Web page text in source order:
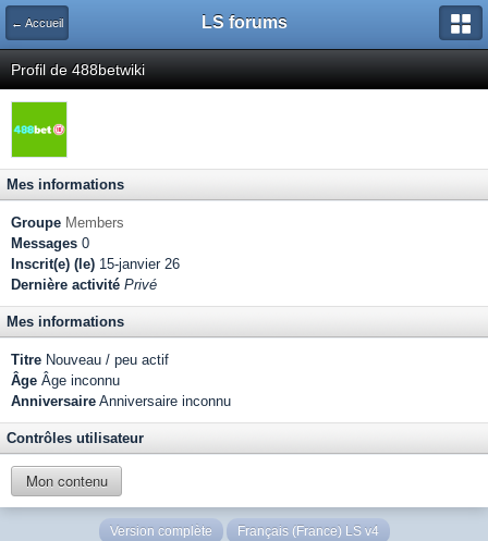
← Accueil LS forums
Profil de 488betwiki
Mes informations
Groupe Members
Messages 0
Inscrit(e) (le) 15-janvier 26
Dernière activité Privé
Mes informations
Titre Nouveau / peu actif
Âge Âge inconnu
Anniversaire Anniversaire inconnu
Contrôles utilisateur
Mon contenu
Version complète Français (France) LS v4